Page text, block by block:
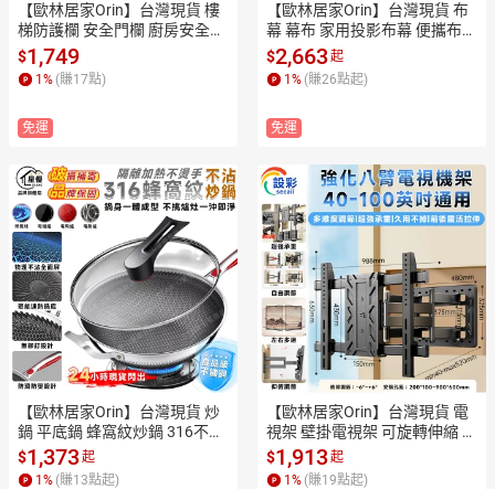
【歐林居家Orin】台灣現貨 樓
梯防護欄 安全門欄 廚房安全圍
欄 寵物圍欄 柵欄 樓梯圍欄（適
用寬度60-66/自動回彈）
$1,749
1% (賺17點)
免運
【歐林居家Orin】台灣現貨 布
幕 幕布 家用投影布幕 便攜布幕
窗簾布幕 高清投影儀布幕（手
拉自動鎖停 可當窗簾）
$2,663起
1% (賺26點起)
免運
【歐林居家Orin】台灣現貨 炒
鍋 平底鍋 蜂窩紋炒鍋 316不鏽
鋼 炒菜鍋 無塗層炒鍋（不沾鍋
蜂巢設計高效聚能✅送鍋鏟）
$1,373起
1 % (賺13點起)
【歐林居家Orin】台灣現貨 電
視架 壁掛電視架 可旋轉伸縮 適
用26-80吋 高承重125公斤 居
家辦公客廳臥室掛牆佔地
$1,913起
1 % (賺19點起)